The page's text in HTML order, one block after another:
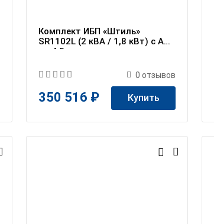
Комплект ИБП «Штиль»
SR1102L (2 кВА / 1,8 кВт) c АБ
на 4,5 ч
0 отзывов
350 516 ₽ Купить